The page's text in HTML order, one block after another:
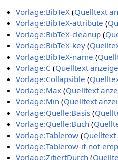
Vorlage:BibTeX (Quelltext
Vorlage:BibTeX-attribute (
Vorlage:BibTeX-cleanup (
Vorlage:BibTeX-key (
Vorlage:BibTeX-name (
Vorlage:C (Quelltext
Vorlage:Collapsible (
Vorlage:Max (Quelltext
Vorlage:Min (Quelltext
Vorlage:Quelle:Basis (
Vorlage:Quelle:Buch (
Vorlage:Tablerow (
Vorlage:Tablerow-if-not-
Vorlage:ZitiertDurch (